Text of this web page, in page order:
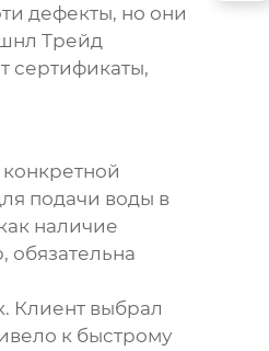
дефекты, но они
Трейд
сертификаты,
подачи воды в
наличие
Клиент выбрал
к быстрому